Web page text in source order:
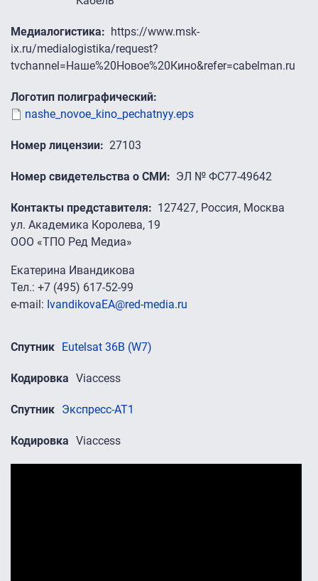
Медиалогистика
https://www.msk-
ix.ru/medialogistika/request?
tvchannel=Наше%20Новое%20Кино&refer=cabelman.ru
Логотип полиграфический
nashe_novoe_kino_pechatnyy.eps
Номер лицензии 27103
Номер свидетельства о СМИ ЭЛ № ФС77-49642
Контакты представителя
127427, Россия, Москва
ул. Академика Королева, 19
ООО «ТПО Ред Медиа»
Екатерина Ивандикова
Тел.: +7 (495) 617-52-99
e-mail: IvandikovaEA@red-media.ru
Спутник Eutelsat 36B (W7)
Кодировка Viaccess
Спутник Экспресс-АТ1
Кодировка Viaccess